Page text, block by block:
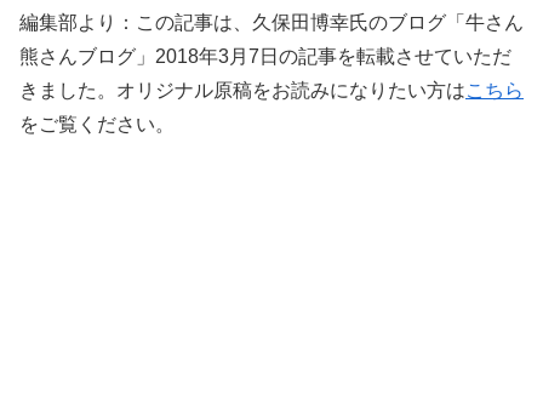
編集部より：この記事は、久保田博幸氏のブログ「牛さん
熊さんブログ」2018年3月7日の記事を転載させていただ
きました。オリジナル原稿をお読みになりたい方はこちら
をご覧ください。